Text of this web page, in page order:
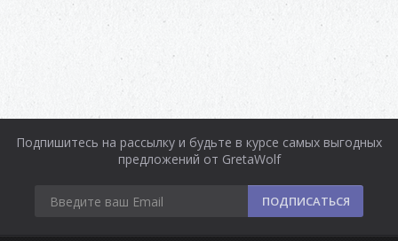
Подпишитесь на рассылку и будьте в курсе самых выгодных
предложений от GretaWolf
ПОДПИСАТЬСЯ